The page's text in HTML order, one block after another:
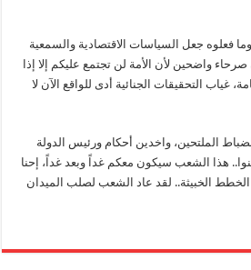
فعلوه جعل السياسات الاقتصادية والسمعية
واضحين لأن الأمة لن تجتمع عليكم إلا إذا
غياب التحقيقات الجنائية أدى للواقع الآن لا
الملتحين، واخدين أحكام ورئيس الدولة
هذا الشعب سيكون معكم غداً وبعد غداً، إحنا
الخبيثة.. لقد عاد الشعب لصلب الميدان